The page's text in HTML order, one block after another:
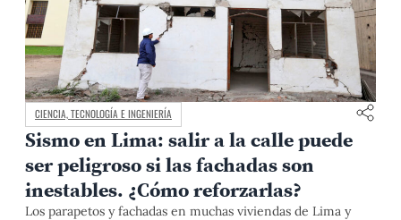
CIENCIA, TECNOLOGÍA E INGENIERÍA
Sismo en Lima: salir a la calle puede
ser peligroso si las fachadas son
inestables. ¿Cómo reforzarlas?
Los parapetos y fachadas en muchas viviendas de Lima y